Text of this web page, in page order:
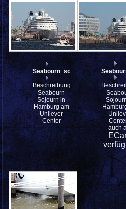
Seabourn_sojourn_IMG_8492
Beschreibung:
Seabourn
Sojourn in
Hamburg am
Unilever
Center
auch